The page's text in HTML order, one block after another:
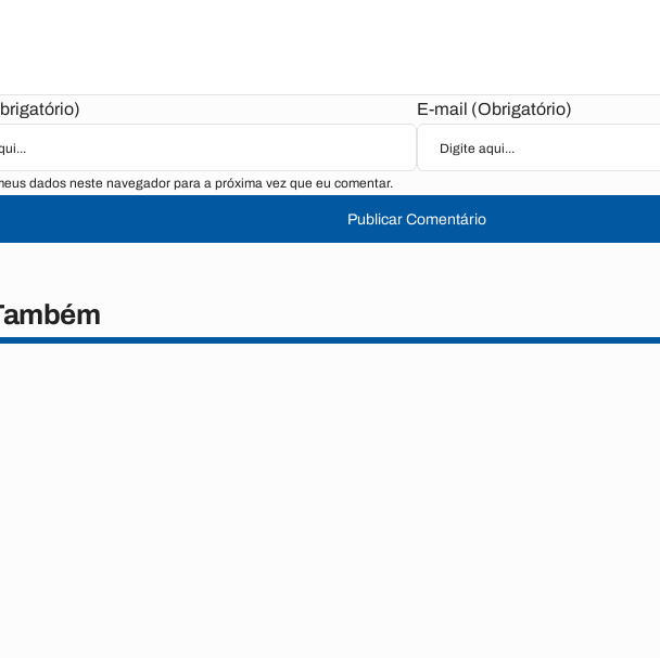
E-mail (Obrigatório)
dados neste navegador para a próxima vez que eu comentar.
Publicar Comentário